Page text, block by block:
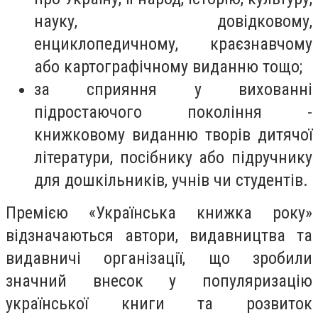
науку, довідковому,
енциклопедичному, краєзнавчому
або картографічному виданню тощо;
за сприяння у вихованні
підростаючого покоління -
книжковому виданню творів дитячої
літератури, посібнику або підручнику
для дошкільників, учнів чи студентів.
Премією «Українська книжка року»
відзначаються автори, видавництва та
видавничі організації, що зробили
значний внесок у популяризацію
української книги та розвиток